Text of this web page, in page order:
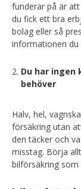
funderar på är
du fick ett bra
bolag eller så
informationen du
Du har ingen
behöver
Halv, hel,
försäkring utan
den täcker och
misstag. Börja
bilförsäkring